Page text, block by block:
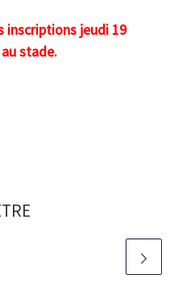
inscriptions jeudi 19
stade.